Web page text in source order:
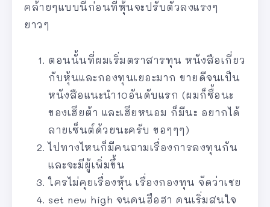
คล้ายๆแบบนี้ก่อนที่หุ้นจะปรับตัวลงแรงๆ
ยาวๆ
ตอนนั้นที่ผมเริ่มตราสารทุน หนังสือเกี่ยว
กับหุ้นและกองทุนเยอะมาก ขายดีจนเป็น
หนังสือแนะนำ10อันดับแรก (ผมก็ซื้อนะ
ของเฮียต้า และเฮียหนอม ก็มีนะ อยากได้
ลายเซ็นต์ด้วยนะครับ ขอๆๆๆ)
ไปทางไหนก็มีคนถามเรื่องการลงทุนกัน
และจะมีผู้เพิ่มขึ้น
ใครไม่คุยเรื่องหุ้น เรื่องกองทุน จัดว่าเชย
set new high จนคนฮือฮา คนเริ่มสนใจ